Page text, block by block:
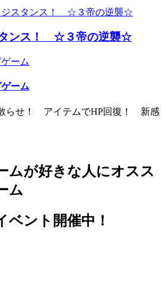
タンス！ ☆３帝の逆襲☆
ーム
ーム
らせ！ アイテムでHP回復！ 新感
ムが好きな人にオスス
ム
ベント開催中！